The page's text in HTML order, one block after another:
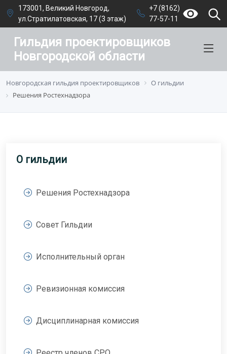
173001, Великий Новгород,
ул.Стратилатовская, 17 (3 этаж)
+7 (8162)
77-57-11
Гильдия проектировщиков
Новгородской области
Новгородская гильдия проектировщиков
О гильдии
Решения Ростехнадзора
О гильдии
Решения Ростехнадзора
Совет Гильдии
Исполнительный орган
Ревизионная комиссия
Дисциплинарная комиссия